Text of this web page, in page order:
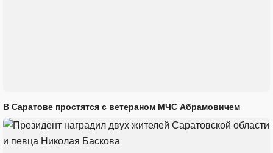
В Саратове простятся с ветераном МЧС Абрамовичем